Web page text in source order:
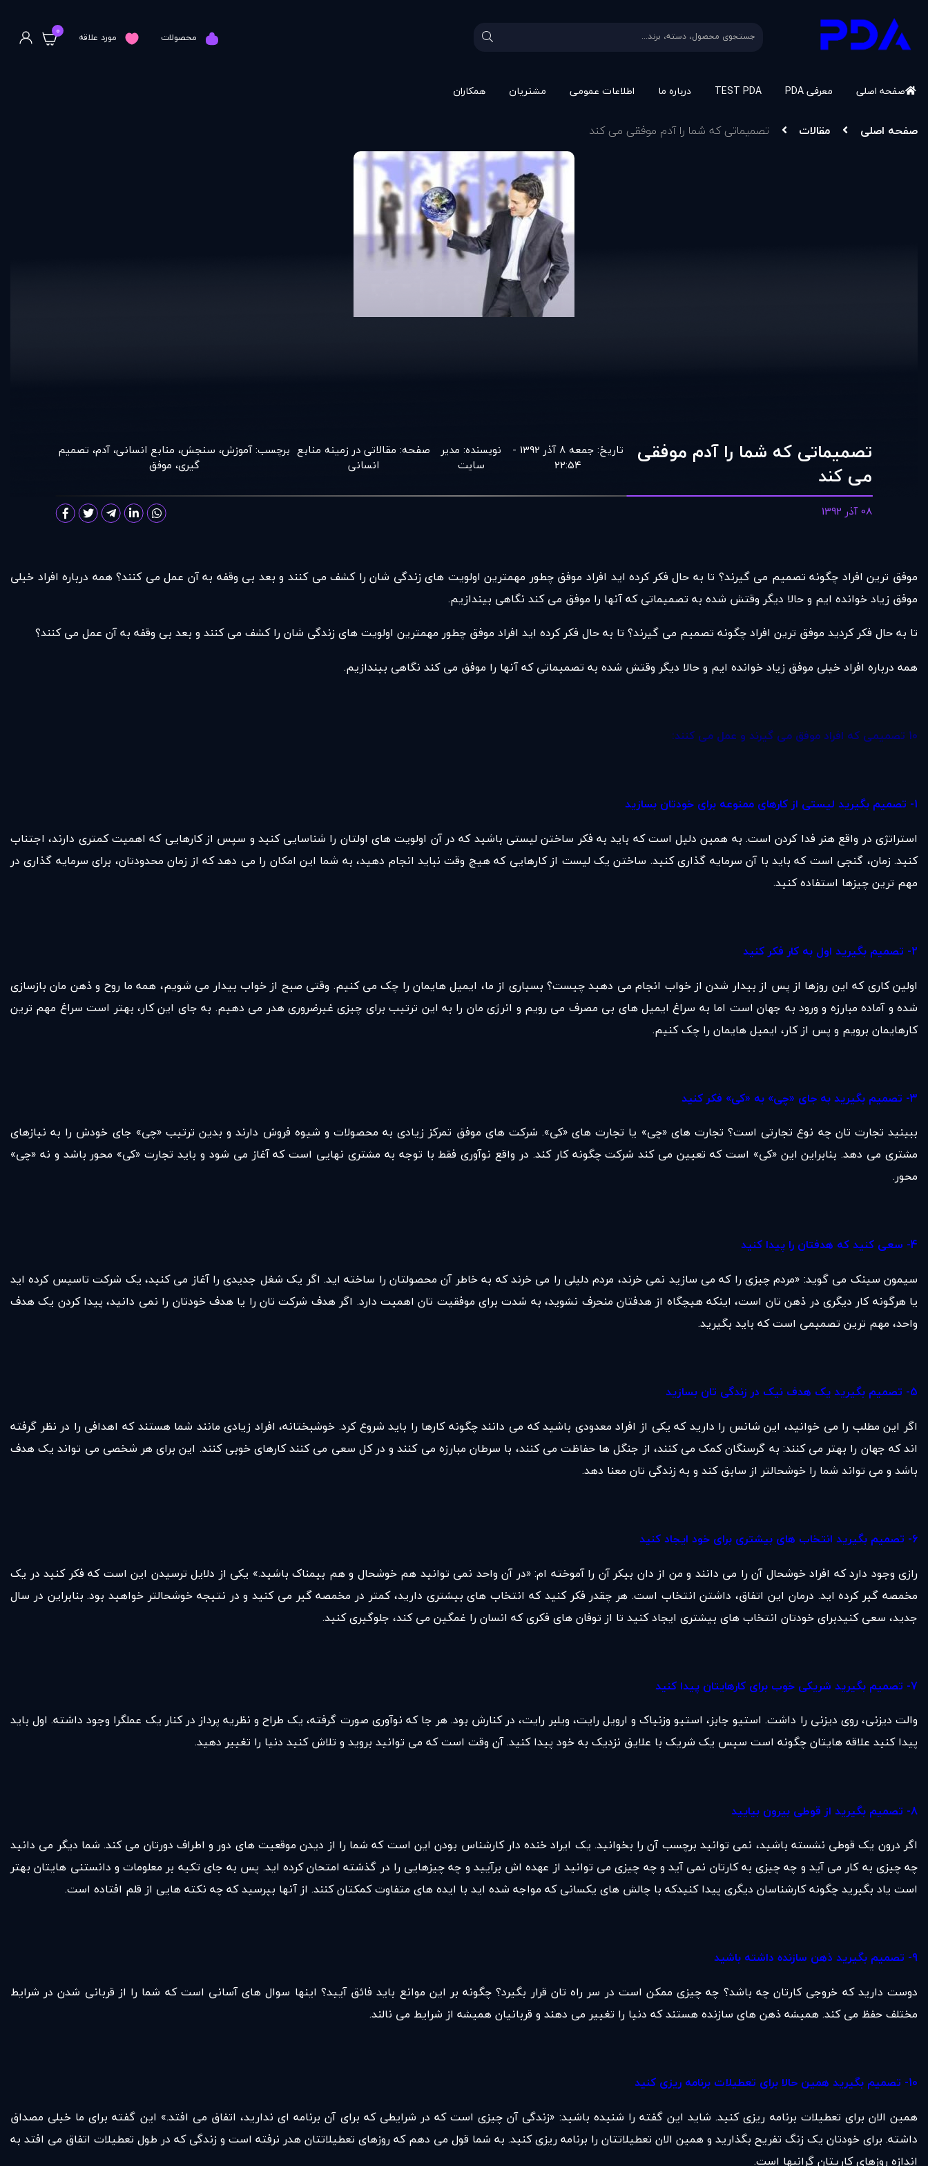
محصولات مورد علاقه 0
صفحه اصلی معرفی PDA TEST PDA درباره ما اطلاعات عمومی مشتريان همکاران
صفحه اصلی مقالات تصميماتی که شما را آدم موفقی می کند
تصميماتی که شما را آدم موفقی
می کند
تاریخ:
جمعه 8 آذر 1392 -
22:54
نویسنده: مدير
سايت
صفحه: مقالاتی در زمينه منابع
انسانی
برچسب:آموزش، سنجش، منابع انسانی،آدم، تصمیم
گیری، موفق
08 آذر 1392
موفق ترین افراد چگونه تصمیم می گیرند؟ تا به حال فکر کرده اید افراد موفق چطور مهمترین اولویت های زندگی شان را کشف می کنند و بعد بی وقفه به آن عمل می کنند؟ همه درباره افراد خیلی
موفق زیاد خوانده ایم و حالا دیگر وقتش شده به تصمیماتی که آنها را موفق می کند نگاهی بیندازیم.
تا به حال فکر کردید موفق ترین افراد چگونه تصمیم می گیرند؟ تا به حال فکر کرده اید افراد موفق چطور مهمترین اولویت های زندگی شان را کشف می کنند و بعد بی وقفه به آن عمل می کنند؟
همه درباره افراد خیلی موفق زیاد خوانده ایم و حالا دیگر وقتش شده به تصمیماتی که آنها را موفق می کند نگاهی بیندازیم.
10 تصمیمی که افراد موفق می گیرند و عمل می کنند:
1- تصمیم بگیرید لیستی از کارهای ممنوعه برای خودتان بسازید
استراتژی در واقع هنر فدا کردن است. به همین دلیل است که باید به فکر ساختن لیستی باشید که در آن اولویت های اولتان را شناسایی کنید و سپس از کارهایی که اهمیت کمتری دارند، اجتناب
کنید. زمان، گنجی است که باید با آن سرمایه گذاری کنید. ساختن یک لیست از کارهایی که هیچ وقت نباید انجام دهید، به شما این امکان را می دهد که از زمان محدودتان، برای سرمایه گذاری در
مهم ترین چیزها استفاده کنید.
2- تصمیم بگیرید اول به کار فکر کنید
اولین کاری که این روزها از پس از بیدار شدن از خواب انجام می دهید چیست؟ بسیاری از ما، ایمیل هایمان را چک می کنیم. وقتی صبح از خواب بیدار می شویم، همه ما روح و ذهن مان بازسازی
شده و آماده مبارزه و ورود به جهان است اما به سراغ ایمیل های بی مصرف می رویم و انرژی مان را به این ترتیب برای چیزی غیرضروری هدر می دهیم. به جای این کار، بهتر است سراغ مهم ترین
کارهایمان برویم و پس از کار، ایمیل هایمان را چک کنیم.
3- تصمیم بگیرید به جای «چی» به «کی» فکر کنید
ببینید تجارت تان چه نوع تجارتی است؟ تجارت های «چی» یا تجارت های «کی». شرکت های موفق تمرکز زیادی به محصولات و شیوه فروش دارند و بدین ترتیب «چی» جای خودش را به نیازهای
مشتری می دهد. بنابراین این «کی» است که تعیین می کند شرکت چگونه کار کند. در واقع نوآوری فقط با توجه به مشتری نهایی است که آغاز می شود و باید تجارت «کی» محور باشد و نه «چی»
محور.
4- سعی کنید که هدفتان را پیدا کنید
سیمون سینک می گوید: «مردم چیزی را که می سازید نمی خرند، مردم دلیلی را می خرند که به خاطر آن محصولتان را ساخته اید. اگر یک شغل جدیدی را آغاز می کنید، یک شرکت تاسیس کرده اید
یا هرگونه کار دیگری در ذهن تان است، اینکه هیچگاه از هدفتان منحرف نشوید، به شدت برای موفقیت تان اهمیت دارد. اگر هدف شرکت تان را یا هدف خودتان را نمی دانید، پیدا کردن یک هدف
واحد، مهم ترین تصمیمی است که باید بگیرید.
5- تصمیم بگیرید یک هدف نیک در زندگی تان بسازید
اگر این مطلب را می خوانید، این شانس را دارید که یکی از افراد معدودی باشید که می دانند چگونه کارها را باید شروع کرد. خوشبختانه، افراد زیادی مانند شما هستند که اهدافی را در نظر گرفته
اند که جهان را بهتر می کنند: به گرسنگان کمک می کنند، از جنگل ها حفاظت می کنند، با سرطان مبارزه می کنند و در کل سعی می کنند کارهای خوبی کنند. این برای هر شخصی می تواند یک هدف
باشد و می تواند شما را خوشحالتر از سابق کند و به زندگی تان معنا دهد.
6- تصمیم بگیرید انتخاب های بیشتری برای خود ایجاد کنید
رازی وجود دارد که افراد خوشحال آن را می دانند و من از دان بیکر آن را آموخته ام: «در آن واحد نمی توانید هم خوشحال و هم بیمناک باشید.» یکی از دلایل ترسیدن این است که فکر کنید در یک
مخمصه گیر کرده اید. درمان این اتفاق، داشتن انتخاب است. هر چقدر فکر کنید که انتخاب های بیشتری دارید، کمتر در مخمصه گیر می کنید و در نتیجه خوشحالتر خواهید بود. بنابراین در سال
جدید، سعی کنیدبرای خودتان انتخاب های بیشتری ایجاد کنید تا از توفان های فکری که انسان را غمگین می کند، جلوگیری کنید.
7- تصمیم بگیرید شریکی خوب برای کارهایتان پیدا کنید
والت دیزنی، روی دیزنی را داشت. استیو جابز، استیو وزنیاک و ارویل رایت، ویلبر رایت، در کنارش بود. هر جا که نوآوری صورت گرفته، یک طراح و نظریه پرداز در کنار یک عملگرا وجود داشته. اول باید
پیدا کنید علاقه هایتان چگونه است سپس یک شریک با علایق نزدیک به خود پیدا کنید. آن وقت است که می توانید بروید و تلاش کنید دنیا را تغییر دهید.
8- تصمیم بگیرید از قوطی بیرون بیایید
اگر درون یک قوطی نشسته باشید، نمی توانید برچسب آن را بخوانید. یک ایراد خنده دار کارشناس بودن این است که شما را از دیدن موقعیت های دور و اطراف دورتان می کند. شما دیگر می دانید
چه چیزی به کار می آید و چه چیزی به کارتان نمی آید و چه چیزی می توانید از عهده اش برآیید و چه چیزهایی را در گذشته امتحان کرده اید. پس به جای تکیه بر معلومات و دانستنی هایتان بهتر
است یاد بگیرید چگونه کارشناسان دیگری پیدا کنیدکه با چالش های یکسانی که مواجه شده اید با ایده های متفاوت کمکتان کنند. از آنها بپرسید که چه نکته هایی از قلم افتاده است.
9- تصمیم بگیرید ذهن سازنده داشته باشید
دوست دارید که خروجی کارتان چه باشد؟ چه چیزی ممکن است در سر راه تان قرار بگیرد؟ چگونه بر این موانع باید فائق آیید؟ اینها سوال های آسانی است که شما را از قربانی شدن در شرایط
مختلف حفظ می کند. همیشه ذهن های سازنده هستند که دنیا را تغییر می دهند و قربانیان همیشه از شرایط می نالند.
10- تصمیم بگیرید همین حالا برای تعطیلات برنامه ریزی کنید
همین الان برای تعطیلات برنامه ریزی کنید. شاید این گفته را شنیده باشید: «زندگی آن چیزی است که در شرایطی که برای آن برنامه ای ندارید، اتفاق می افتد.» این گفته برای ما خیلی مصداق
داشته. برای خودتان یک زنگ تفریح بگذارید و همین الان تعطیلاتتان را برنامه ریزی کنید. به شما قول می دهم که روزهای تعطیلاتتان هدر نرفته است و زندگی که در طول تعطیلات اتفاق می افتد به
اندازه روزهای کاریتان گرانبها است.